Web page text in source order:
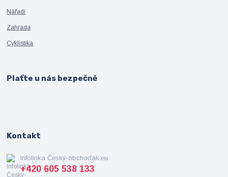
Nářadí
Zahrada
Cyklistika
Plaťte u nás bezpečně
Kontakt
Infolinka Český-obchoďák.eu
+420 605 538 133